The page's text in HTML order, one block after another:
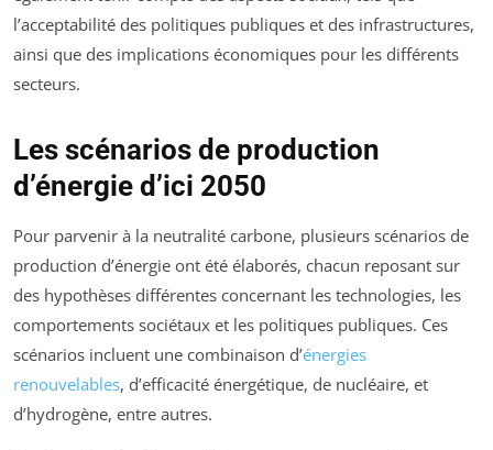
l’acceptabilité des politiques publiques et des infrastructures,
ainsi que des implications économiques pour les différents
secteurs.
Les scénarios de production
d’énergie d’ici 2050
Pour parvenir à la neutralité carbone, plusieurs scénarios de
production d’énergie ont été élaborés, chacun reposant sur
des hypothèses différentes concernant les technologies, les
comportements sociétaux et les politiques publiques. Ces
scénarios incluent une combinaison d’énergies
renouvelables, d’efficacité énergétique, de nucléaire, et
d’hydrogène, entre autres.